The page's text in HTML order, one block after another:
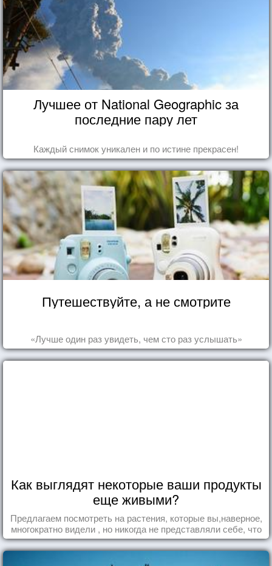
Лучшее от National Geographic за
последние пару лет
Каждый снимок уникален и по истине прекрасен!
Путешествуйте, а не смотрите
«Лучше один раз увидеть, чем сто раз услышать»
Как выглядят некоторые ваши продукты
еще живыми?
Предлагаем посмотреть на растения, которые вы,наверное,
многократно видели , но никогда не представляли себе, что
употребляете их в пищу.